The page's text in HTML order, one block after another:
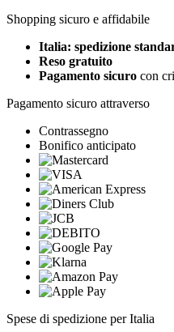
Shopping sicuro e affidabile
Italia: spedizione
Reso gratuito
Pagamento sicuro con
Pagamento sicuro attraverso
Contrassegno
Bonifico anticipato
Spese di spedizione per Italia